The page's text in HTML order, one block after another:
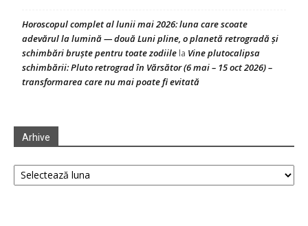
Horoscopul complet al lunii mai 2026: luna care scoate
adevărul la lumină — două Luni pline, o planetă retrogradă și
schimbări bruște pentru toate zodiile la Vine plutocalipsa
schimbării: Pluto retrograd în Vărsător (6 mai – 15 oct 2026) –
transformarea care nu mai poate fi evitată
Arhive
Arhive